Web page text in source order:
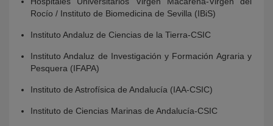
Rocío / Instituto de Biomedicina de Sevilla (IBiS)
Instituto Andaluz de Ciencias de la Tierra-CSIC
Instituto Andaluz de Investigación y Formación Agraria y
Pesquera (IFAPA)
Instituto de Astrofísica de Andalucía (IAA-CSIC)
Instituto de Ciencias Marinas de Andalucía-CSIC